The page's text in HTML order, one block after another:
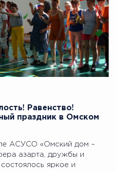
Равенство!
праздник в Омском
АСУСО «Омский дом –
азарта, дружбы и
яркое и